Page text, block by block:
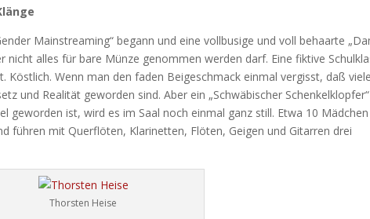
Mainstreaming“ begann und eine vollbusige und voll behaarte
alles für bare Münze genommen werden darf. Eine fiktive
Köstlich. Wenn man den faden Beigeschmack einmal vergisst, daß viele
und Realität geworden sind. Aber ein „Schwäbischer
geworden ist, wird es im Saal noch einmal ganz still. Etwa 10 Mädchen
führen mit Querflöten, Klarinetten, Flöten, Geigen und Gitarren drei
Thorsten Heise